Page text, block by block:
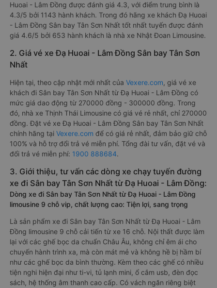
Huoai - Lâm Đồng được đánh giá 4.3, với điểm trung bình là
4.3/5 bởi 1143 hành khách. Trong đó hãng xe khách Đạ Huoai
- Lâm Đồng Sân bay Tân Sơn Nhất tốt nhất tuyến được đánh
giá 4.6/5 bởi 653 hành khách là nhà xe Nhật Đoan Limousine.
2. Giá vé xe Đạ Huoai - Lâm Đồng Sân bay Tân Sơn
Nhất
Hiện tại, theo cập nhật mới nhất của Vexere.com, giá vé xe
khách đi Sân bay Tân Sơn Nhất từ Đạ Huoai - Lâm Đồng có
mức giá dao động từ 270000 đồng - 300000 đồng. Trong
đó, nhà xe Thịnh Thái Limousine có giá vé rẻ nhất, chỉ 270000
đồng. Đặt vé xe Đạ Huoai - Lâm Đồng Sân bay Tân Sơn Nhất
chính hãng tại Vexere.com để có giá rẻ nhất, đảm bảo giữ chỗ
100% và hỗ trợ đổi trả vé miễn phí. Tổng đài tư vấn, đặt vé và
đổi trả vé miễn phí: 1900 888684.
3. Giới thiệu, tư vấn các dòng xe chạy tuyến đường
xe đi Sân bay Tân Sơn Nhất từ Đạ Huoai - Lâm Đồng:
Dòng xe đi Sân bay Tân Sơn Nhất từ Đạ Huoai - Lâm Đồng
limousine 9 chỗ vip, chất lượng cao: Tiện lợi, sang trọng
Là sản phẩm xe đi Sân bay Tân Sơn Nhất từ Đạ Huoai - Lâm
Đồng limousine 9 chỗ cải tiến từ xe 16 chỗ. Nội thất được làm
lại với các ghế bọc da chuẩn Châu Âu, không chỉ êm ái cho
chuyến hành trình xa, mà còn mát mẻ và không hề bị hầm bí
như các ghế bọc da bình thường. Kèm theo các ghế có nhiều
tiện nghi hiện đại như ti-vi, tủ lạnh mini, ổ cắm usb, đèn đọc
sách, hệ thống âm thanh cao cấp. Có vách ngăn riêng biệt